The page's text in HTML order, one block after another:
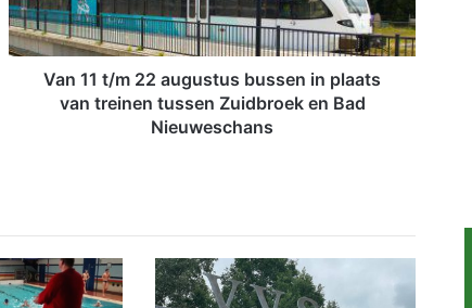
/
m
2
u
s
b
Van 11 t/m 22 augustus bussen in plaats
van treinen tussen Zuidbroek en Bad
Nieuweschans